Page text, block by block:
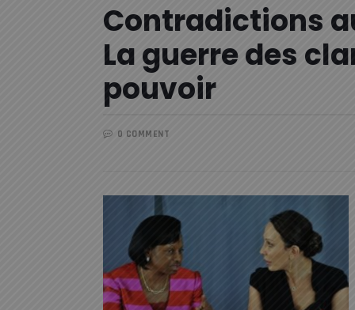
Contradictions
La guerre des
pouvoir
0 COMMENT